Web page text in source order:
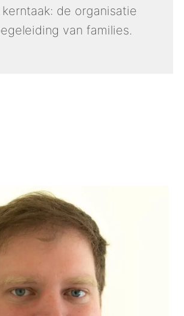
de organisatie
van families.